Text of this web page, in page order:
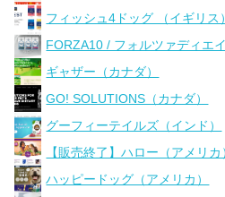
フィッシュ4ドッグ （イギリス）
FORZA10 / フォルツァディエ
ギャザー（カナダ）
GO! SOLUTIONS（カナダ）
グーフィーテイルズ（インド）
【販売終了】ハロー（アメリカ
ハッピードッグ（アメリカ）